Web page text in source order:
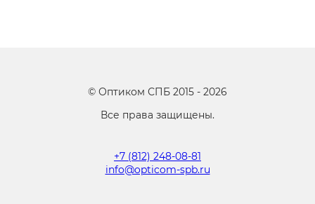
© Оптиком СПБ 2015 - 2026
Все права защищены.
+7 (812) 248-08-81
info@opticom-spb.ru